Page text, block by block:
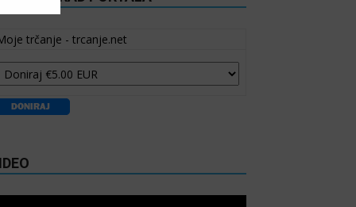
trčanje - trcanje.net